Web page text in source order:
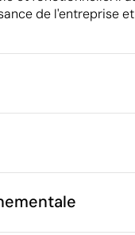
de l'entreprise
42 x 35 x 15 cm
260 g